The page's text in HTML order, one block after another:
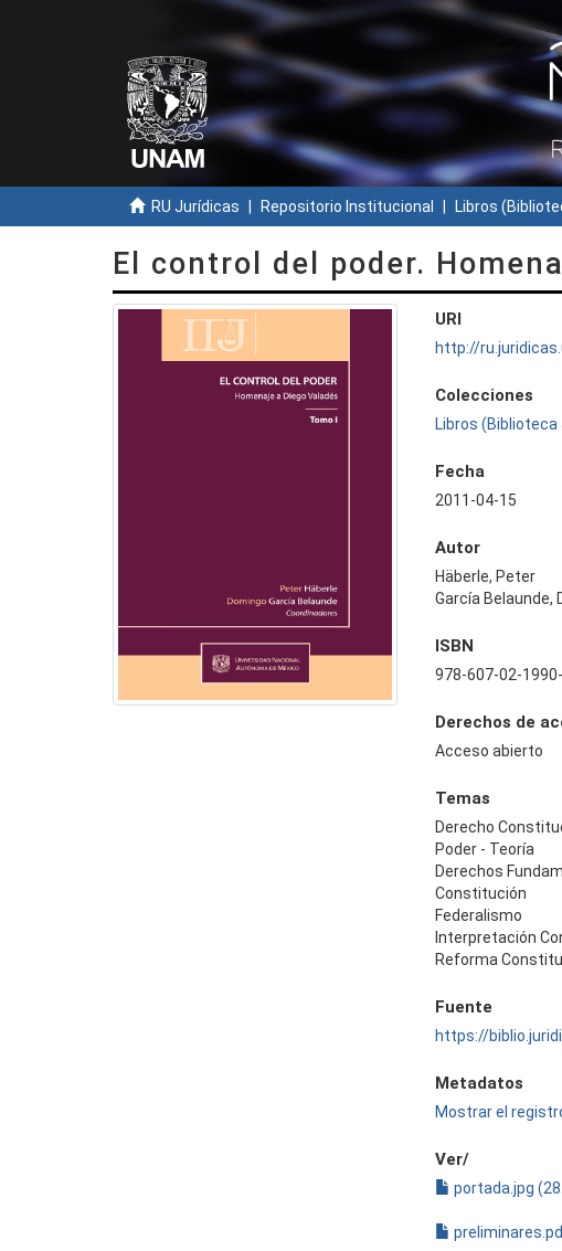
RU Jurídicas Repositorio Institucional Libros
El control del poder.
URI
http://
Colecciones
Libros
Fecha
2011-04-15
Autor
Häberle, Peter
García Belaunde,
ISBN
978-607-02-
Derechos de
Acceso abierto
Temas
Derecho
Poder - Teoría
Derechos
Constitución
Federalismo
Interpretación
Reforma
Fuente
https://
Metadatos
Mostrar el
Ver/
portada.jpg